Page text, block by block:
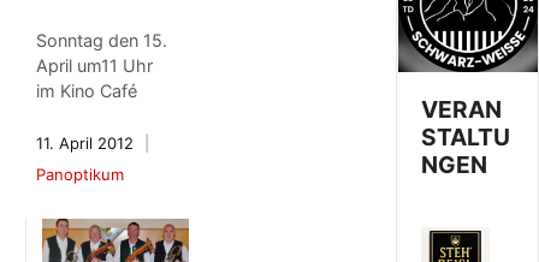
Sonntag den 15.
April um11 Uhr
im Kino Café
11. April 2012
Panoptikum
VERAN
STALTU
NGEN